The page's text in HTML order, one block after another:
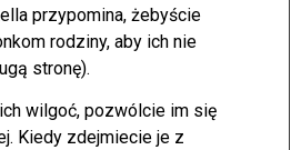
przypomina, żebyście
rodziny, aby ich nie
stronę).
wilgoć, pozwólcie im się
Kiedy zdejmiecie je z